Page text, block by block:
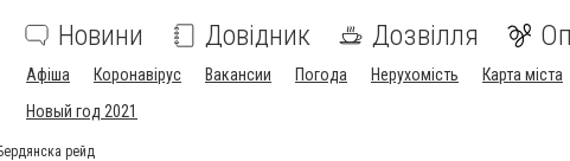
Новини Довідник Дозвілля
Афіша Коронавірус Вакансии Погода Нерухомість Карта міста
Новый год 2021
рейд